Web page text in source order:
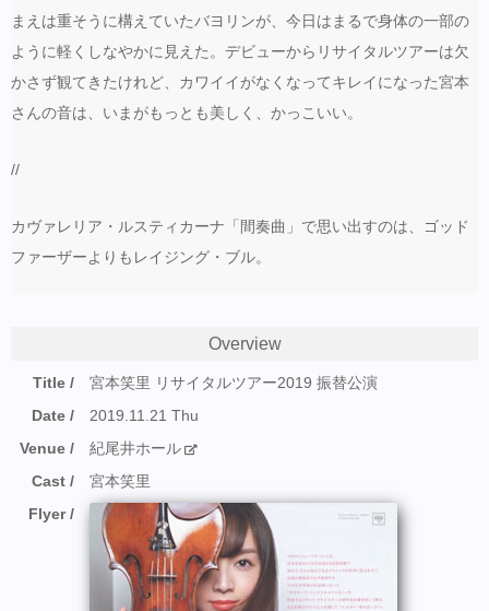
まえは重そうに構えていたバヨリンが、今日はまるで身体の一部の
ように軽くしなやかに見えた。デビューからリサイタルツアーは欠
かさず観てきたけれど、カワイイがなくなってキレイになった宮本
さんの音は、いまがもっとも美しく、かっこいい。
//
カヴァレリア・ルスティカーナ「間奏曲」で思い出すのは、ゴッド
ファーザーよりもレイジング・ブル。
Overview
Title
宮本笑里 リサイタルツアー2019 振替公演
Date
2019.11.21 Thu
Venue
紀尾井ホール
Cast
宮本笑里
Flyer